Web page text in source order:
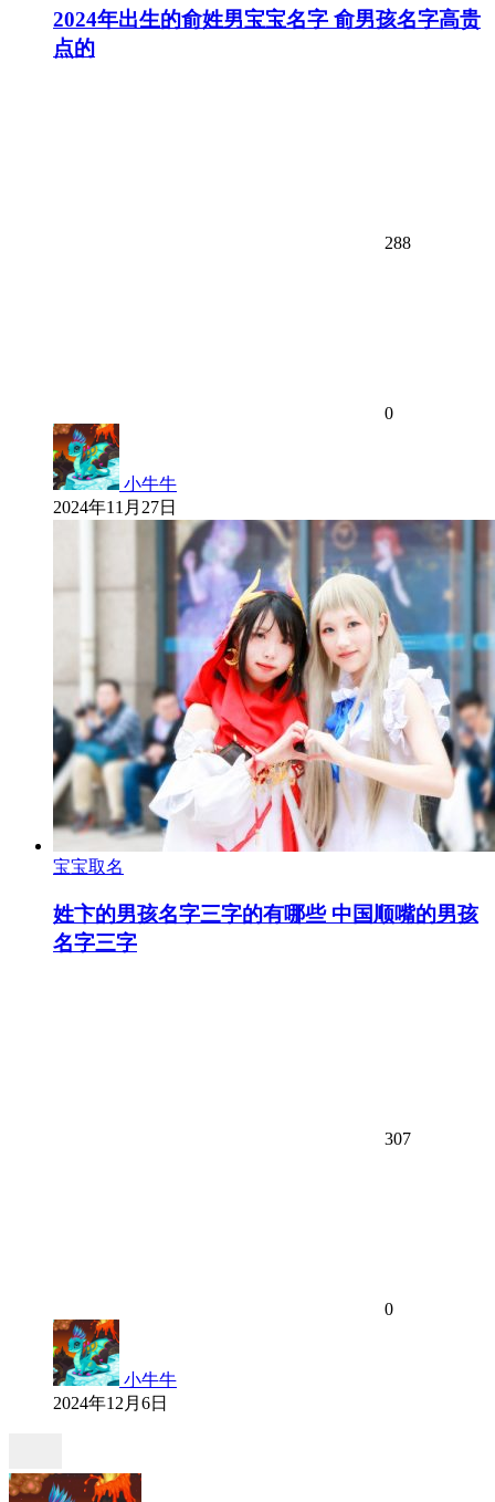
2024年出生的俞姓男宝宝名字 俞男孩名字高贵
点的
288
0
小牛牛
2024年11月27日
宝宝取名
姓卞的男孩名字三字的有哪些 中国顺嘴的男孩
名字三字
307
0
小牛牛
2024年12月6日